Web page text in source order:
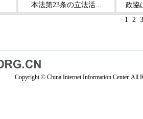
本法第23条の立法活...
政協
1 2 3